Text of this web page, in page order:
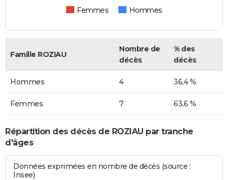
Femmes Hommes
Famille ROZIAU
Nombre de
décès
% des
décès
Hommes 4 36,4 %
Femmes 7 63,6 %
Répartition des décès de ROZIAU par tranche
d'âges
Données exprimées en nombre de décès (source :
Insee)